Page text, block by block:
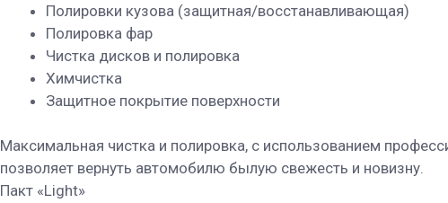
Полировки кузова (защитная/восстанавливающая)
Полировка фар
Чистка дисков и полировка
Химчистка
Защитное покрытие поверхности
Максимальная чистка и полировка, с использованием
позволяет вернуть автомобилю былую свежесть и новизну.
Пакт «Light»